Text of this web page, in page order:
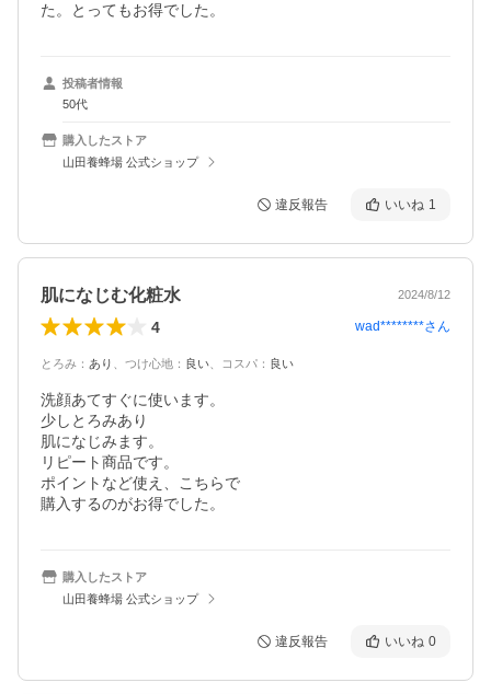
た。とってもお得でした。
投稿者情報
50代
購入したストア
山田養蜂場 公式ショップ
違反報告 いいね 1
肌になじむ化粧水 2024/8/12
4 wad********さん
とろみ ： あり つけ心地 ： 良い コスパ ： 良い
洗顔あてすぐに使います。
少しとろみあり
肌になじみます。
リピート商品です。
ポイントなど使え、こちらで
購入するのがお得でした。
購入したストア
山田養蜂場 公式ショップ
違反報告 いいね 0